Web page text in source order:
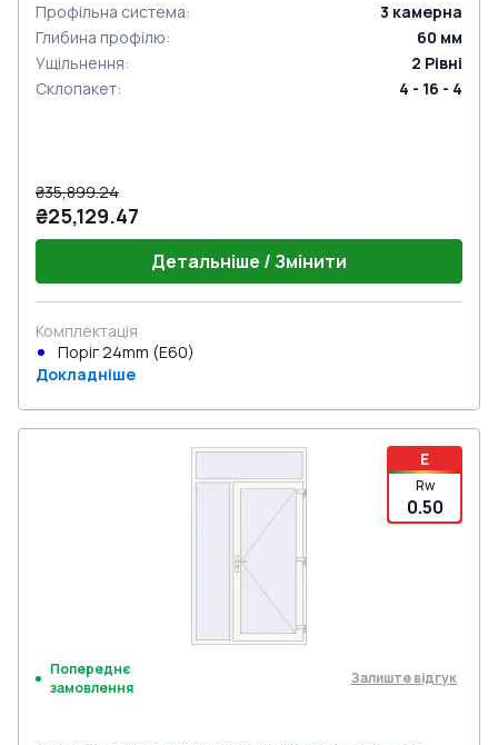
Профільна система: 3 камерна
Глибина профілю: 60 мм
Ущільнення: 2 Рівні
Склопакет: 4 - 16 - 4
₴35,899.24
₴25,129.47
Детальніше / Змінити
Комплектація
Поріг 24mm (E60)
Докладніше
E
Rw
0.50
Попереднє
замовлення
Залиште відгук